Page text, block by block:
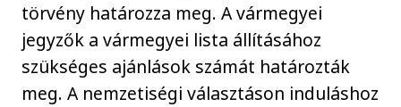
törvény határozza meg. A vármegyei
jegyzők a vármegyei lista állításához
szükséges ajánlások számát határozták
meg. A nemzetiségi választáson induláshoz